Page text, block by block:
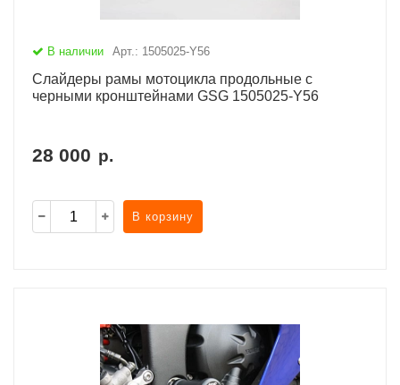
В наличии Арт.: 1505025-Y56
Слайдеры рамы мотоцикла продольные с
черными кронштейнами GSG 1505025-Y56
28 000 р.
В корзину